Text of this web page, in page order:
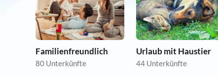
Familienfreundlich
80 Unterkünfte
Urlaub mit Haustier
44 Unterkünfte